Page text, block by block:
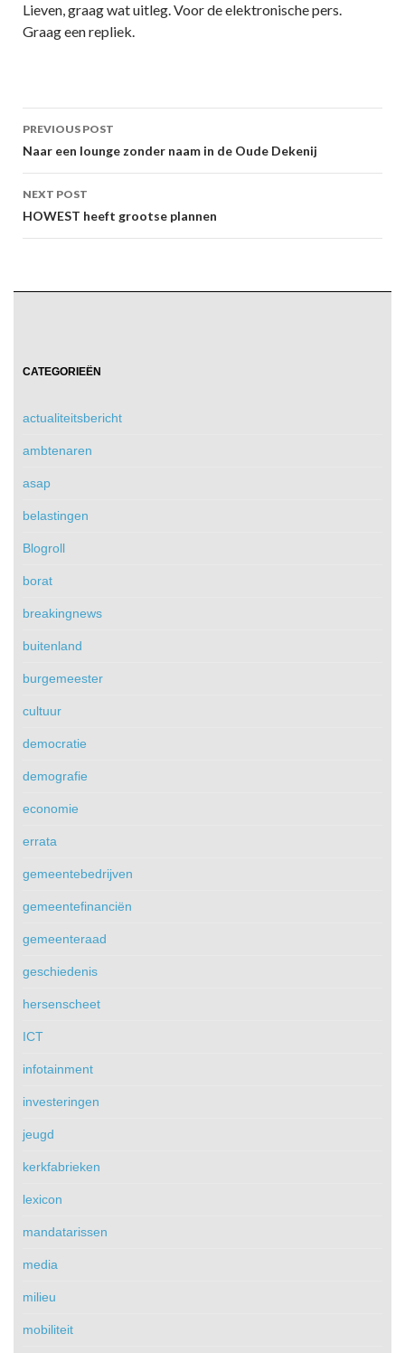
Lieven, graag wat uitleg. Voor de elektronische pers.
Graag een repliek.
Post
navigation
PREVIOUS POST
Naar een lounge zonder naam in de Oude Dekenij
NEXT POST
HOWEST heeft grootse plannen
CATEGORIEËN
actualiteitsbericht
ambtenaren
asap
belastingen
Blogroll
borat
breakingnews
buitenland
burgemeester
cultuur
democratie
demografie
economie
errata
gemeentebedrijven
gemeentefinanciën
gemeenteraad
geschiedenis
hersenscheet
ICT
infotainment
investeringen
jeugd
kerkfabrieken
lexicon
mandatarissen
media
milieu
mobiliteit